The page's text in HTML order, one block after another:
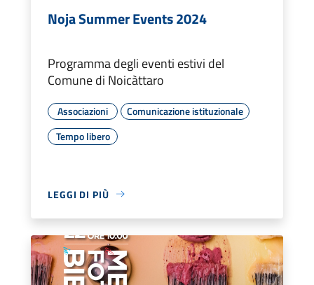
Noja Summer Events 2024
Programma degli eventi estivi del
Comune di Noicàttaro
Associazioni
Comunicazione istituzionale
Tempo libero
LEGGI DI PIÙ